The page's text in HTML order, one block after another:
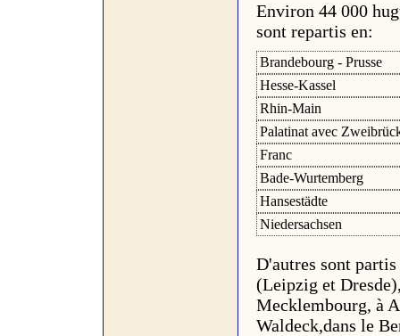
Environ 44 000
sont repartis en:
Brandebourg - Prusse
Hesse-Kassel
Rhin-Main
Palatinat avec
Franc
Bade-Wurtemberg
Hansestädte
Niedersachsen
D'autres sont
(Leipzig et
Mecklembourg, à
Waldeck,dans le